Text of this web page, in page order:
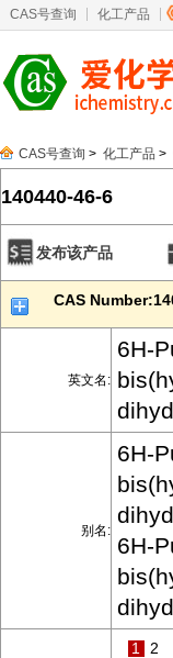
CAS号查询 化工产品
CAS号查询 > 化工产品 >
140440-46-6
发布该产品
CAS
英文名:
6H-
别名:
6H-
6H-
1 2